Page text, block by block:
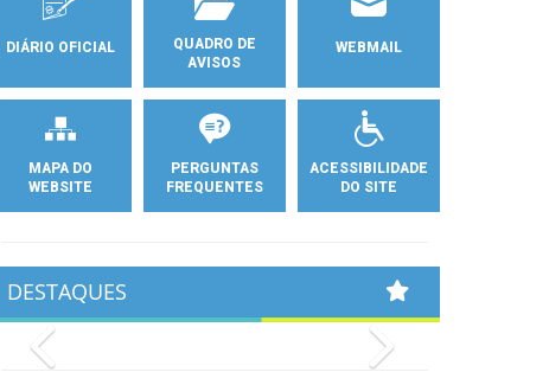
DIÁRIO OFICIAL
QUADRO DE
AVISOS
WEBMAIL
MAPA DO
WEBSITE
PERGUNTAS
FREQUENTES
ACESSIBILIDADE
DO SITE
DESTAQUES